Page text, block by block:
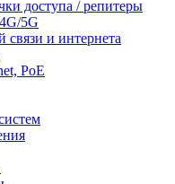
доступа / репитеры
5G
связи и интернета
PoE